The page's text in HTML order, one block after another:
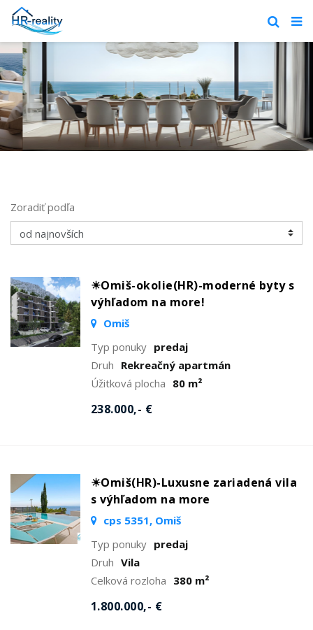
Zoradiť podľa
☀Omiš-okolie(HR)-moderné byty s
výhľadom na more!
Omiš
Typ ponuky predaj
Druh Rekreačný apartmán
Úžitková plocha 80 m²
238.000,- €
☀Omiš(HR)-Luxusne zariadená vila
s výhľadom na more
cps 5351, Omiš
Typ ponuky predaj
Druh Vila
Celková rozloha 380 m²
1.800.000,- €